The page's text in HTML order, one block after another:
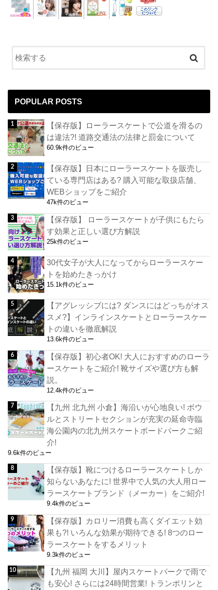
POPULAR POSTS
【保存版】ローラースケートで公道を滑るの
は違法?! 道路交通法の法律と罰金について
60.9k件のビュー
【保存版】日本にローラースケートを販売し
ている専門店はある? 購入可能な取扱店舗、
WEBショップをご紹介
47k件のビュー
【保存版】 ローラースケートが子供にもたら
す効果と正しい選び方解説
25k件のビュー
30代女子が大人になってからローラースケー
トを始めたきっかけ
15.1k件のビュー
【アグレッシブには? ダンスにはどっちがオス
スメ?】インラインスケートとローラースケー
トの違いを徹底解説
13.6k件のビュー
【保存版】初心者OK! 大人におすすめのローラ
ースケートをご紹介! 靴サイズや選び方も解
説。
12.4k件のビュー
【九州 北九州 小倉】海沿いが心地良い! ボウ
ルとストリートセクションが充実の延命寺臨
海公園内の北九州スケートボードパークご紹
介!
9.6k件のビュー
【保存版】靴につけるローラースケートしか
知らないあなたに! 世界中で人気の大人用ロー
ラースケートブランド（メーカー）をご紹介!
9.4k件のビュー
【保存版】カロリー消費も高くダイエット効
果も?! いろんな効果が期待できる! 8つのロー
ラースケートをするメリット
9.3k件のビュー
【九州 福岡 大川】屋内スケートパークで雨で
も安心! さらには24時間営業! トランポリンと